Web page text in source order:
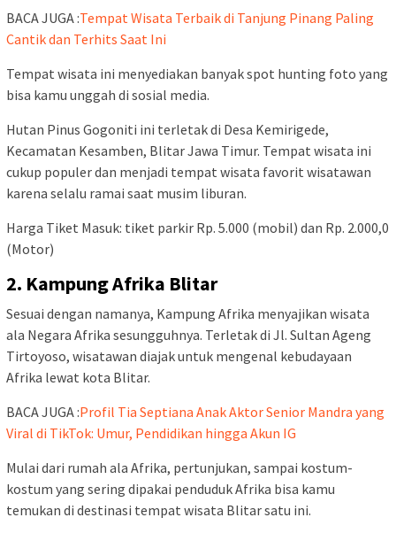
BACA JUGA :Tempat Wisata Terbaik di Tanjung Pinang Paling
Cantik dan Terhits Saat Ini
Tempat wisata ini menyediakan banyak spot hunting foto yang
bisa kamu unggah di sosial media.
Hutan Pinus Gogoniti ini terletak di Desa Kemirigede,
Kecamatan Kesamben, Blitar Jawa Timur. Tempat wisata ini
cukup populer dan menjadi tempat wisata favorit wisatawan
karena selalu ramai saat musim liburan.
Harga Tiket Masuk: tiket parkir Rp. 5.000 (mobil) dan Rp. 2.000,0
(Motor)
2. Kampung Afrika Blitar
Sesuai dengan namanya, Kampung Afrika menyajikan wisata
ala Negara Afrika sesungguhnya. Terletak di Jl. Sultan Ageng
Tirtoyoso, wisatawan diajak untuk mengenal kebudayaan
Afrika lewat kota Blitar.
BACA JUGA :Profil Tia Septiana Anak Aktor Senior Mandra yang
Viral di TikTok: Umur, Pendidikan hingga Akun IG
Mulai dari rumah ala Afrika, pertunjukan, sampai kostum-
kostum yang sering dipakai penduduk Afrika bisa kamu
temukan di destinasi tempat wisata Blitar satu ini.